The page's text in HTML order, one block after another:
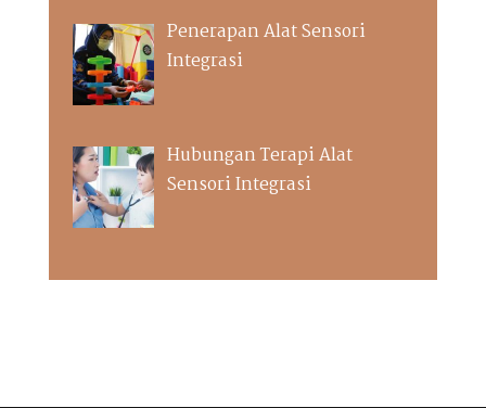
Penerapan Alat Sensori
Integrasi
Hubungan Terapi Alat
Sensori Integrasi